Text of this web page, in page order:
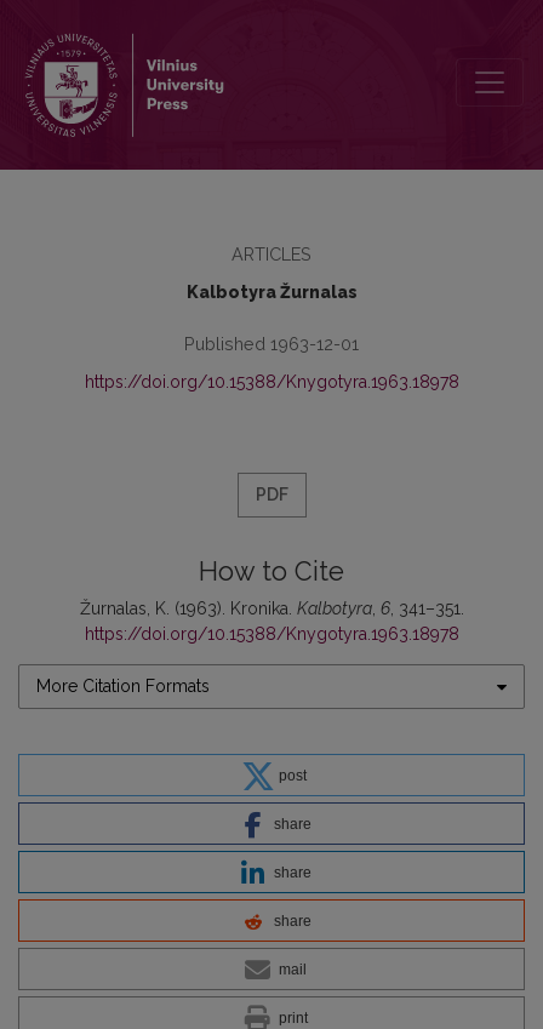
ARTICLES
Kalbotyra Žurnalas
Published 1963-12-01
https://doi.org/10.15388/Knygotyra.1963.18978
PDF
How to Cite
Žurnalas, K. (1963). Kronika. Kalbotyra, 6, 341–351.
https://doi.org/10.15388/Knygotyra.1963.18978
More Citation Formats
post
share
share
share
mail
print